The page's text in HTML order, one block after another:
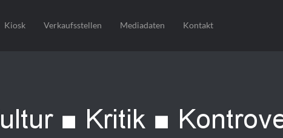
Kiosk Verkaufsstellen Mediadaten Kontakt